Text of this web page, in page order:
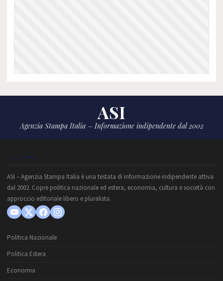
ASI
Agenzia Stampa Italia – Informazione indipendente dal 2002
CHI SIAMO
ASI – Agenzia Stampa Italia è una testata di informazione indipendente attiva
dal 2002. Copre politica nazionale ed estera, economia, cultura e società con
approccio editoriale libero e pluralista.
Politica Nazionale
Politica Estera
Economia